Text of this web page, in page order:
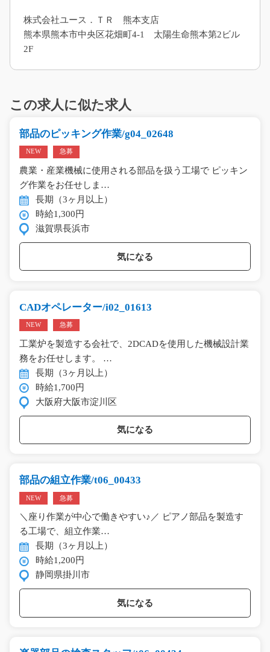
株式会社ユース．ＴＲ 熊本支店
熊本県熊本市中央区花畑町4-1 太陽生命熊本第2ビル
2F
この求人に似た求人
部品のピッキング作業/g04_02648
NEW 急募
農業・産業機械に使用される部品を扱う工場で ピッキン
グ作業をお任せしま…
長期（3ヶ月以上）
時給1,300円
滋賀県長浜市
気になる
CADオペレーター/i02_01613
NEW 急募
工業炉を製造する会社で、2DCADを使用した機械設計業
務をお任せします。 …
長期（3ヶ月以上）
時給1,700円
大阪府大阪市淀川区
気になる
部品の組立作業/t06_00433
NEW 急募
＼座り作業が中心で働きやすい♪／ ピアノ部品を製造す
る工場で、組立作業…
長期（3ヶ月以上）
時給1,200円
静岡県掛川市
気になる